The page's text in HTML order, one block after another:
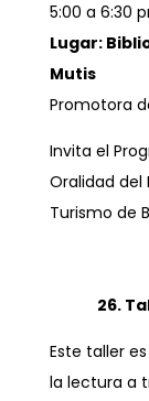
5:00 a 6:30
Lugar:
Mutis
Promotora
Invita el
Oralidad
Turismo de
26.
Este taller
la lectura a